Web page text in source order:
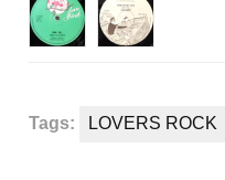
Tags: LOVERS ROCK